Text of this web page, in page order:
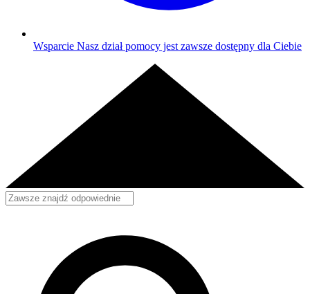
Wsparcie Nasz dział pomocy jest zawsze dostępny dla Ciebie